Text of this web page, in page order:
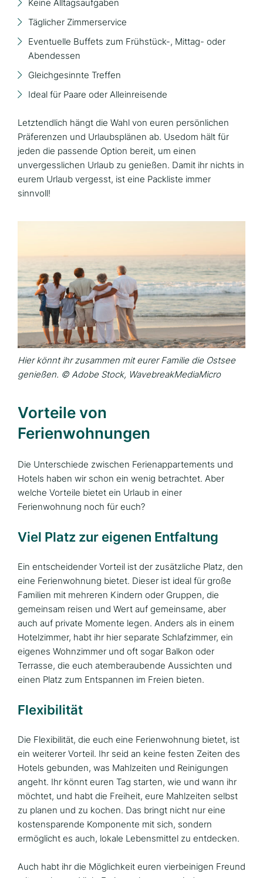
Keine Alltagsaufgaben
Täglicher Zimmerservice
Eventuelle Buffets zum Frühstück-, Mittag- oder
Abendessen
Gleichgesinnte Treffen
Ideal für Paare oder Alleinreisende
Letztendlich hängt die Wahl von euren persönlichen
Präferenzen und Urlaubsplänen ab. Usedom hält für
jeden die passende Option bereit, um einen
unvergesslichen Urlaub zu genießen. Damit ihr nichts in
eurem Urlaub vergesst, ist eine Packliste immer
sinnvoll!
Hier könnt ihr zusammen mit eurer Familie die Ostsee
genießen. © Adobe Stock, WavebreakMediaMicro
Vorteile von
Ferienwohnungen
Die Unterschiede zwischen Ferienappartements und
Hotels haben wir schon ein wenig betrachtet. Aber
welche Vorteile bietet ein Urlaub in einer
Ferienwohnung noch für euch?
Viel Platz zur eigenen Entfaltung
Ein entscheidender Vorteil ist der zusätzliche Platz, den
eine Ferienwohnung bietet. Dieser ist ideal für große
Familien mit mehreren Kindern oder Gruppen, die
gemeinsam reisen und Wert auf gemeinsame, aber
auch auf private Momente legen. Anders als in einem
Hotelzimmer, habt ihr hier separate Schlafzimmer, ein
eigenes Wohnzimmer und oft sogar Balkon oder
Terrasse, die euch atemberaubende Aussichten und
einen Platz zum Entspannen im Freien bieten.
Flexibilität
Die Flexibilität, die euch eine Ferienwohnung bietet, ist
ein weiterer Vorteil. Ihr seid an keine festen Zeiten des
Hotels gebunden, was Mahlzeiten und Reinigungen
angeht. Ihr könnt euren Tag starten, wie und wann ihr
möchtet, und habt die Freiheit, eure Mahlzeiten selbst
zu planen und zu kochen. Das bringt nicht nur eine
kostensparende Komponente mit sich, sondern
ermöglicht es auch, lokale Lebensmittel zu entdecken.
Auch habt ihr die Möglichkeit euren vierbeinigen Freund